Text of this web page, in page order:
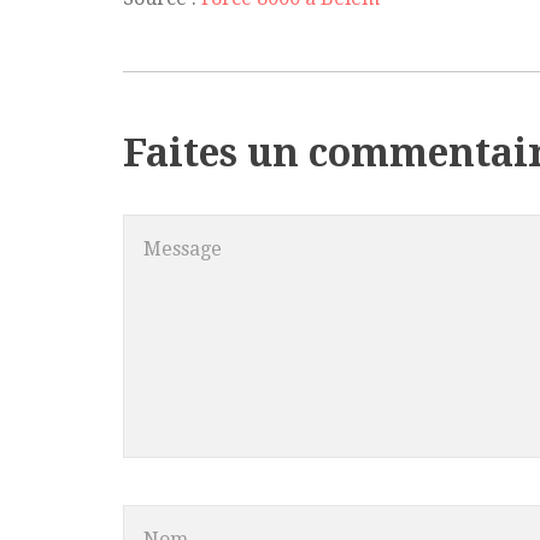
Faites un